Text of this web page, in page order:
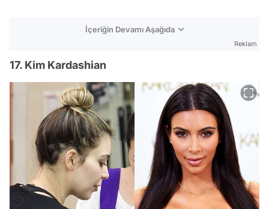
İçeriğin Devamı Aşağıda
Reklam
17. Kim Kardashian